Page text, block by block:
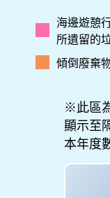
海邊遊憩
所遺留的
傾倒廢棄
※此區
顯示至
本年度